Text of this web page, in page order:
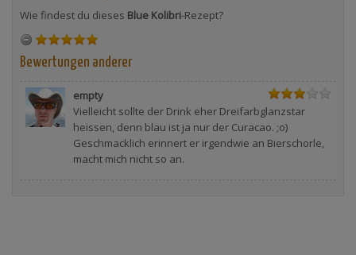
Wie findest du dieses Blue Kolibri-Rezept?
Bewertungen anderer
empty
Vielleicht sollte der Drink eher Dreifarbglanzstar
heissen, denn blau ist ja nur der Curacao. ;o)
Geschmacklich erinnert er irgendwie an Bierschorle,
macht mich nicht so an.